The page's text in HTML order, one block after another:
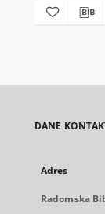
DANE
Adres
Radomska